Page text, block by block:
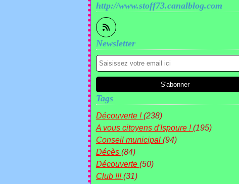
http://www.stoff73.canalblog.com
Newsletter
Tags
Découverte !(238)
A vous citoyens d'Ispoure !(195)
Conseil municipal (94)
Décès (84)
Découverte (50)
Club !!!(31)